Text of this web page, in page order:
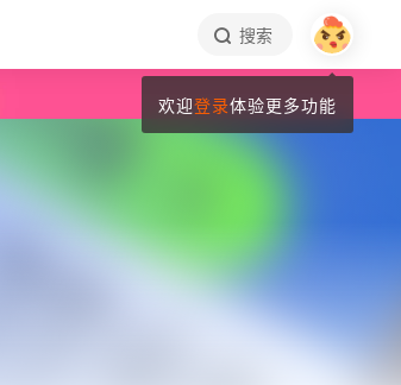
搜索
欢迎登录体验更多功能